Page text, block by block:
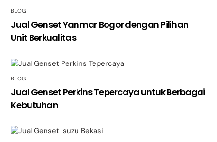
BLOG
Jual Genset Yanmar Bogor dengan Pilihan
Unit Berkualitas
BLOG
Jual Genset Perkins Tepercaya untuk Berbagai
Kebutuhan